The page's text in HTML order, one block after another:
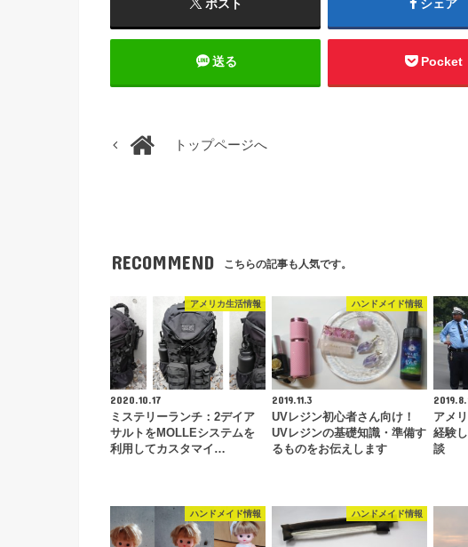
ポスト シェア
送る Pocket
トップページへ
RECOMMEND こちらの記事も人気です。
アメリカ生活情報
2020.10.17
ミステリーランチ：2デイア
サルトをMOLLEシステムを
利用してカスタマイ…
ハンドメイド情報
2019.11.3
UVレジン初心者さん向け！
UVレジンの基礎知識・準備す
るものをお伝えします
アメ
経験
談
ハンドメイド情報 ハンドメイド情報